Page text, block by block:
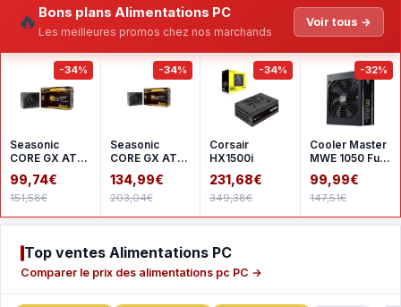
🔥 Bons plans Alimentations PC
Les meilleures promos chez nos marchands
Voir tous →
-34%
Seasonic
CORE GX ATX
3 2024 650 W
- White
99,74€
151,58€
-34%
Seasonic
CORE GX ATX
3 2024 850 W
- White
134,99€
203,04€
-34%
Corsair
HX1500i
231,68€
349,38€
-32%
Cooler Master
MWE 1050 Full
Modular V2
ATX 3.1
99,99€
147,51€
Top ventes Alimentations PC
Comparer le prix des alimentations pc PC →